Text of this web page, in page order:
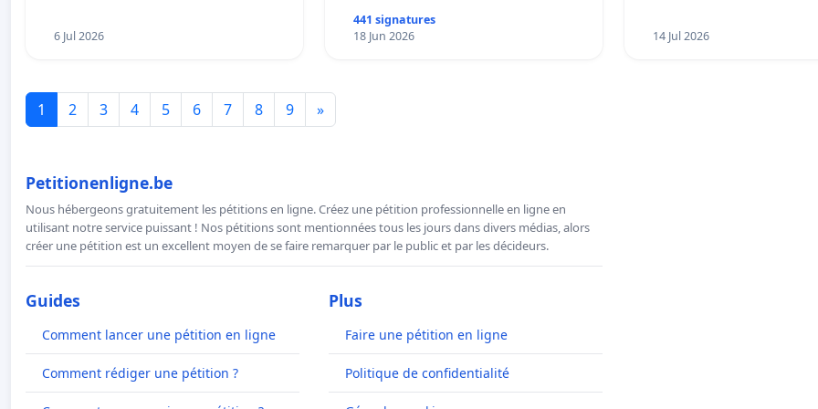
enfants.
6 Jul 2026
441 signatures
18 Jun 2026
14 Jul 2026
1 2 3 4 5 6 7 8 9 »
Petitionenligne.be
Nous hébergeons gratuitement les pétitions en ligne. Créez une pétition professionnelle en ligne en
utilisant notre service puissant ! Nos pétitions sont mentionnées tous les jours dans divers médias, alors
créer une pétition est un excellent moyen de se faire remarquer par le public et par les décideurs.
Guides
Comment lancer une pétition en ligne
Comment rédiger une pétition ?
Plus
Faire une pétition en ligne
Politique de confidentialité